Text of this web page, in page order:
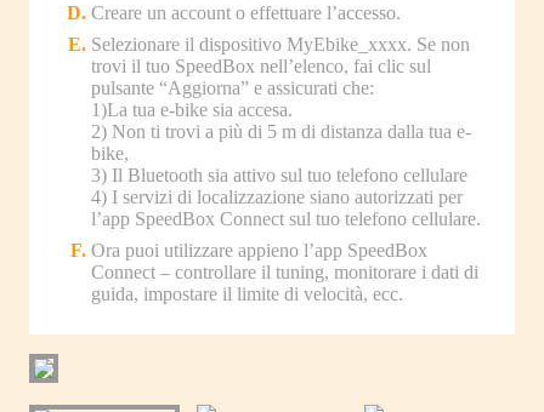
Creare un account o effettuare l’accesso.
Selezionare il dispositivo MyEbike_xxxx. Se non
trovi il tuo SpeedBox nell’elenco, fai clic sul
pulsante “Aggiorna” e assicurati che:
1)La tua e-bike sia accesa.
2) Non ti trovi a più di 5 m di distanza dalla tua e-
bike,
3) Il Bluetooth sia attivo sul tuo telefono cellulare
4) I servizi di localizzazione siano autorizzati per
l’app SpeedBox Connect sul tuo telefono cellulare.
Ora puoi utilizzare appieno l’app SpeedBox
Connect – controllare il tuning, monitorare i dati di
guida, impostare il limite di velocità, ecc.